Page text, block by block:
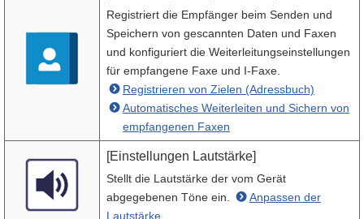
Registriert die Empfänger beim Senden und
Speichern von gescannten Daten und Faxen
und konfiguriert die Weiterleitungseinstellungen
für empfangene Faxe und I-Faxe.
Registrieren von Zielen (Adressbuch)
Automatisches Weiterleiten und Sichern von
empfangenen Faxen
[Einstellungen Lautstärke]
Stellt die Lautstärke der vom Gerät
abgegebenen Töne ein.
Anpassen der
Lautstärke